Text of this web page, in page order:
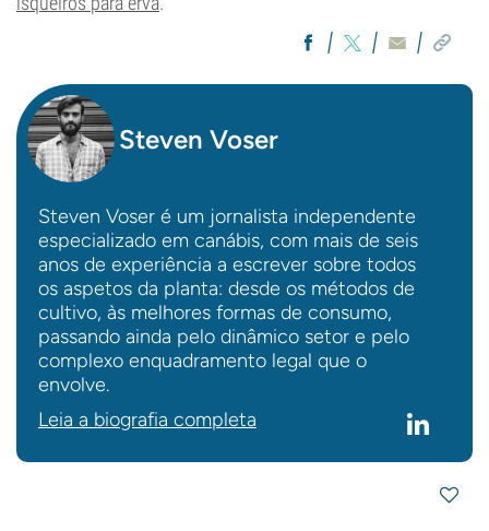
Steven Voser
Steven Voser é um jornalista independente
especializado em canábis, com mais de seis
anos de experiência a escrever sobre todos
os aspetos da planta: desde os métodos de
cultivo, às melhores formas de consumo,
passando ainda pelo dinâmico setor e pelo
complexo enquadramento legal que o
envolve.
Leia a biografia completa